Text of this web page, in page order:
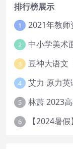
排行榜展示
1
2
3 豆神大语文
4 艾力 原力
5 林萧 2023
6 【2024暑